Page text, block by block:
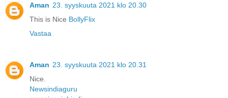
Aman 23. syyskuuta 2021 klo 20.30
This is Nice BollyFlix
Vastaa
Aman 23. syyskuuta 2021 klo 20.31
Nice.
Newsindiaguru